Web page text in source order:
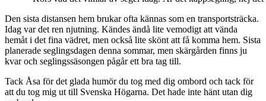
Den sista distansen hem brukar ofta kännas som en transportsträcka.
Idag var det ren njutning. Kändes ändå lite vemodigt att vända
hemåt i det fina vädret, men också lite skönt att få komma hem. Sista
planerade seglingsdagen denna sommar, men skärgården finns ju
kvar och seglingssäsongen pågår ett bra tag till.
Tack Åsa för det glada humör du tog med dig ombord och tack för
att du tog mig ut till Svenska Högarna. Det hade inte hänt utan dig